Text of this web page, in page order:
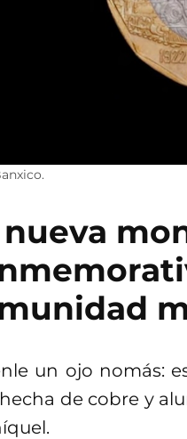
nueva
un ojo nomás:
de cobre y